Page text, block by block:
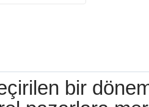
bir